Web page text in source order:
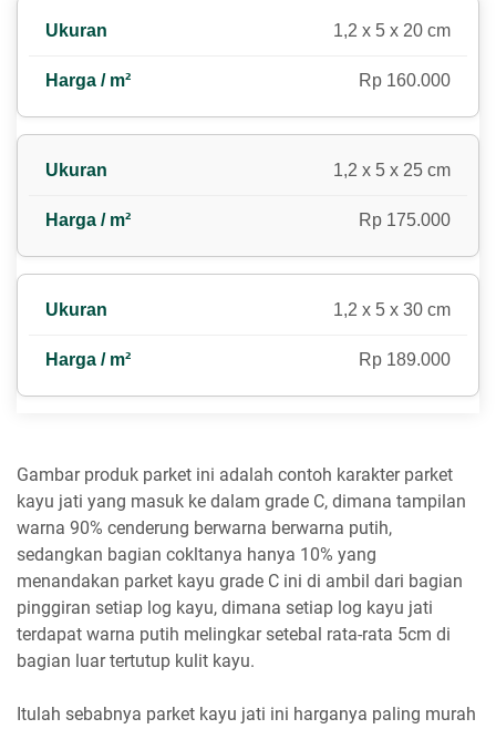
1,2 x 5 x 20 cm
Rp 160.000
1,2 x 5 x 25 cm
Rp 175.000
1,2 x 5 x 30 cm
Rp 189.000
Gambar produk parket ini adalah contoh karakter parket
kayu jati yang masuk ke dalam grade C, dimana tampilan
warna 90% cenderung berwarna berwarna putih,
sedangkan bagian cokltanya hanya 10% yang
menandakan parket kayu grade C ini di ambil dari bagian
pinggiran setiap log kayu, dimana setiap log kayu jati
terdapat warna putih melingkar setebal rata-rata 5cm di
bagian luar tertutup kulit kayu.
Itulah sebabnya parket kayu jati ini harganya paling murah